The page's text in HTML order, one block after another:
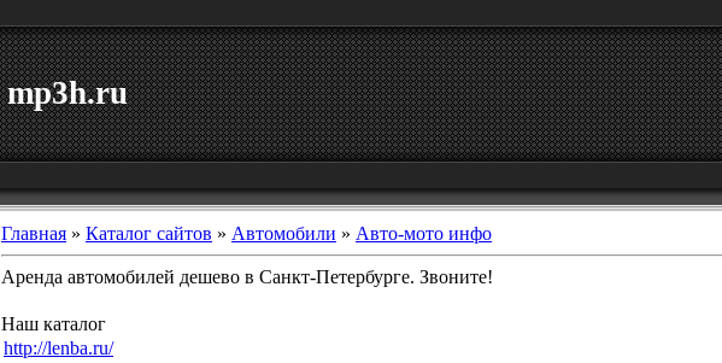
mp3h.ru
Главная » Каталог сайтов » Автомобили » Авто-мото инфо
Аренда автомобилей дешево в Санкт-Петербурге. Звоните!
Наш каталог
http://lenba.ru/